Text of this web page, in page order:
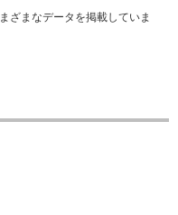
ざまなデータを掲載していま